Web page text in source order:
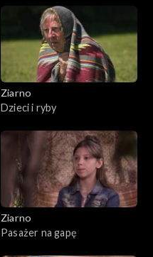
Ziarno
Dzieci i ryby
Ziarno
Pasażer na gapę